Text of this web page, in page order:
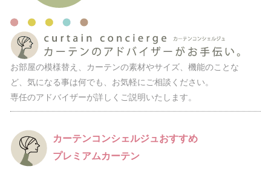
お部屋の模様替え、カーテンの素材やサイズ、機能のことな
ど、気になる事は何でも、お気軽にご相談ください。
専任のアドバイザーが詳しくご説明いたします。
カーテンコンシェルジュおすすめ
プレミアムカーテン